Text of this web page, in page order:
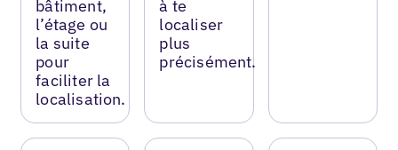
bâtiment,
l’étage ou
la suite
pour
faciliter la
localisation.
à te
localiser
plus
précisément.